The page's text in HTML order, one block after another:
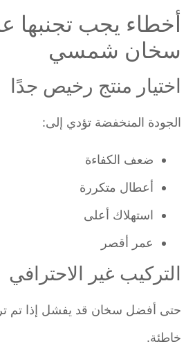
أخطاء يجب تجنبها
سخان شمسي
اختيار منتج رخيص جدًا
الجودة المنخفضة تؤدي إلى:
ضعف الكفاءة
أعطال متكررة
استهلاك أعلى
عمر أقصر
التركيب غير الاحترافي
حتى أفضل سخان قد يفشل إذا تم
خاطئة.